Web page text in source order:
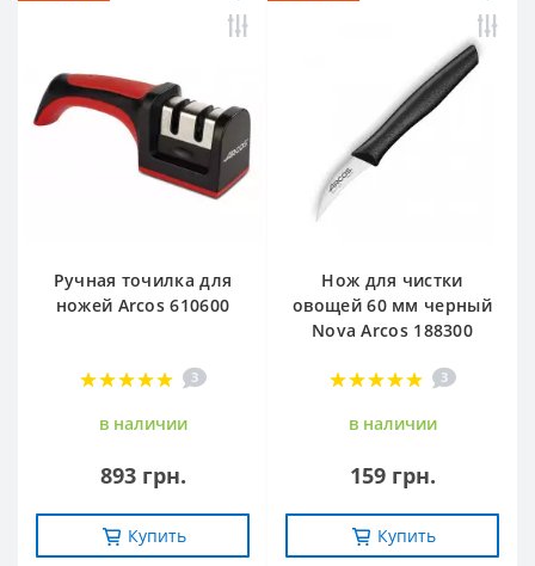
Ручная точилка для
ножей Arcos 610600
3
в наличии
893 грн.
Купить
Нож для чистки
овощей 60 мм черный
Nova Arcos 188300
3
в наличии
159 грн.
Купить